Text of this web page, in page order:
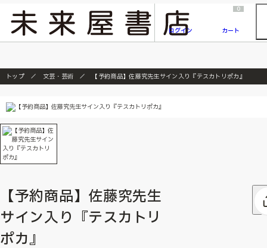
『ONE PIECE magazine 021 ONE PIECEカード付き同梱版』発売延期のご案内
ログイン
0
カート
トップ 文芸・芸術 【予約商品】佐藤究先生サイン入り『テスカトリポカ』
【予約商品】佐藤究先生
サイン入り『テスカトリ
ポカ』